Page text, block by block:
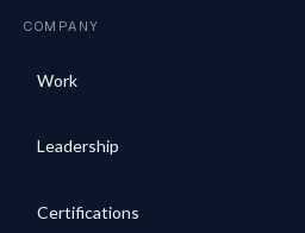
COMPANY
Work
Leadership
Certifications